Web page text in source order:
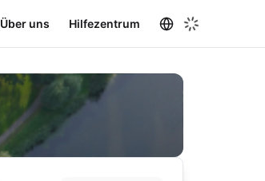
Über uns Hilfezentrum